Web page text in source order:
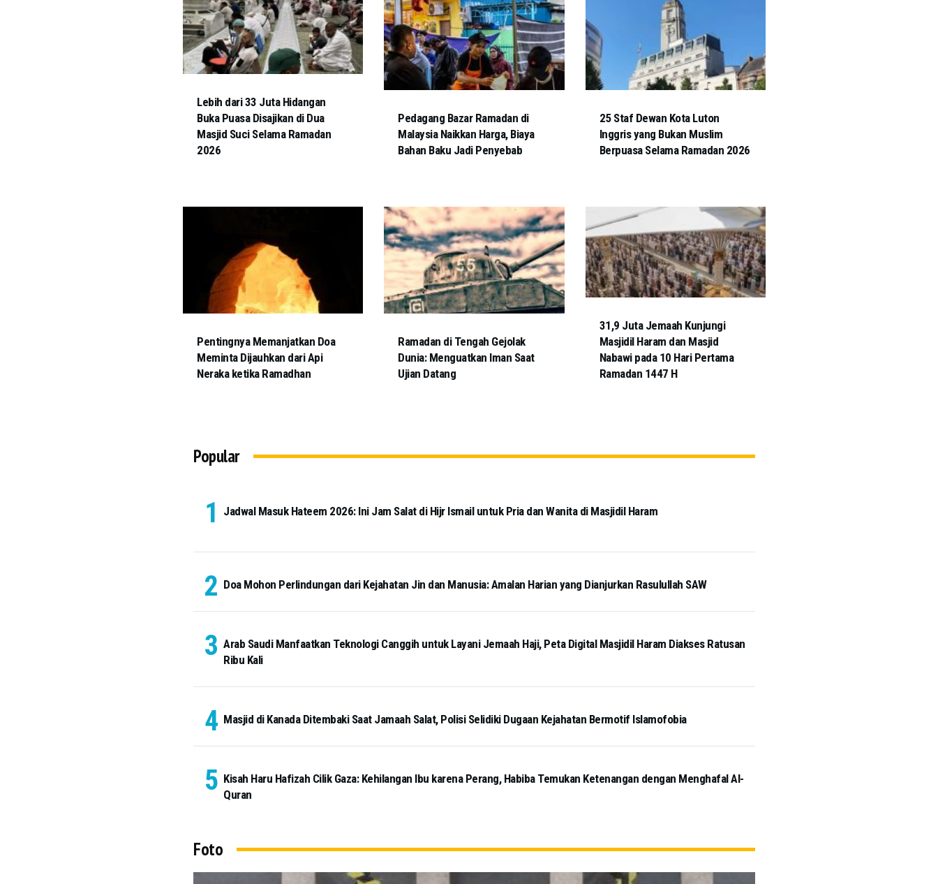
Lebih dari 33 Juta Hidangan
Buka Puasa Disajikan di Dua
Masjid Suci Selama Ramadan
2026
Pedagang Bazar Ramadan di
Malaysia Naikkan Harga, Biaya
Bahan Baku Jadi Penyebab
25 Staf Dewan Kota Luton
Inggris yang Bukan Muslim
Berpuasa Selama Ramadan 2026
Pentingnya Memanjatkan Doa
Meminta Dijauhkan dari Api
Neraka ketika Ramadhan
Ramadan di Tengah Gejolak
Dunia: Menguatkan Iman Saat
Ujian Datang
31,9 Juta Jemaah Kunjungi
Masjidil Haram dan Masjid
Nabawi pada 10 Hari Pertama
Ramadan 1447 H
Popular
Jadwal Masuk Hateem 2026: Ini Jam Salat di Hijr Ismail untuk Pria dan Wanita di Masjidil Haram
Doa Mohon Perlindungan dari Kejahatan Jin dan Manusia: Amalan Harian yang Dianjurkan Rasulullah SAW
Arab Saudi Manfaatkan Teknologi Canggih untuk Layani Jemaah Haji, Peta Digital Masjidil Haram Diakses Ratusan
Ribu Kali
Masjid di Kanada Ditembaki Saat Jamaah Salat, Polisi Selidiki Dugaan Kejahatan Bermotif Islamofobia
Kisah Haru Hafizah Cilik Gaza: Kehilangan Ibu karena Perang, Habiba Temukan Ketenangan dengan Menghafal Al-
Quran
Foto